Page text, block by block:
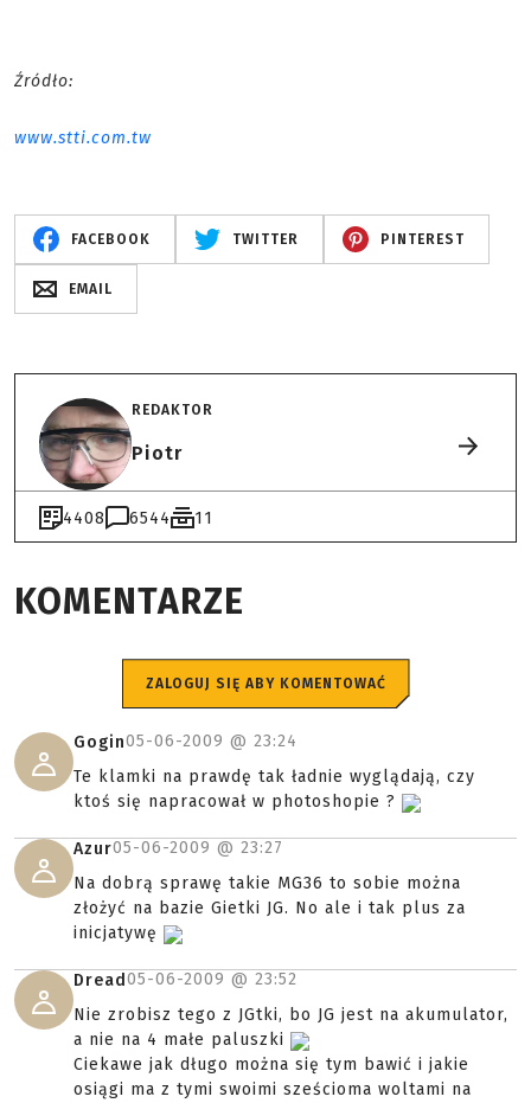
Źródło:
www.stti.com.tw
FACEBOOK TWITTER PINTEREST
EMAIL
REDAKTOR
Piotr
4408 6544 11
KOMENTARZE
ZALOGUJ SIĘ ABY KOMENTOWAĆ
Gogin05-06-2009 @ 23:24
Te klamki na prawdę tak ładnie wyglądają, czy
ktoś się napracował w photoshopie ?
Azur05-06-2009 @ 23:27
Na dobrą sprawę takie MG36 to sobie można
złożyć na bazie Gietki JG. No ale i tak plus za
inicjatywę
Dread05-06-2009 @ 23:52
Nie zrobisz tego z JGtki, bo JG jest na akumulator,
a nie na 4 małe paluszki
Ciekawe jak długo można się tym bawić i jakie
osiągi ma z tymi swoimi sześcioma woltami na